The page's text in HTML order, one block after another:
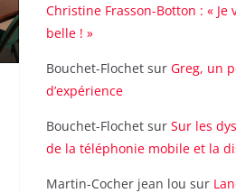
Christine Frasson-Botton : « Je
belle ! »
Bouchet-Flochet sur Greg, un
d’expérience
Bouchet-Flochet sur Sur les
de la téléphonie mobile et la
Martin-Cocher jean lou sur